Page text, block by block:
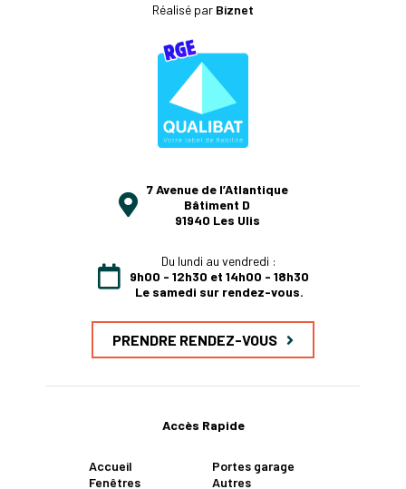
7 Avenue de l’Atlantique
Bâtiment D
91940 Les Ulis
Du lundi au vendredi :
9h00 - 12h30 et 14h00 - 18h30
Le samedi sur rendez-vous.
PRENDRE RENDEZ-VOUS
Réalisé par Biznet
Accès Rapide
Accueil
Fenêtres
Portes garage
Autres